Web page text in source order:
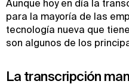
Aunque hoy en día la
para la mayoría de las
tecnología nueva que
son algunos de los
La transcripción